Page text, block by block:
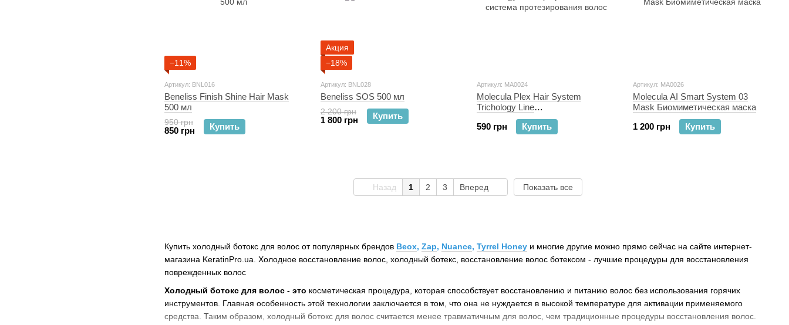
Купить холодный ботокс для волос от популярных брендов Beox, Zap, Nuance, Tyrrel Honey и многие другие можно прямо сейчас на сайте интернет-
магазина KeratinPro.ua. Холодное восстановление волос, холодный ботекс, восстановление волос ботексом - лучшие процедуры для восстановления
поврежденных волос
Холодный ботокс для волос - это косметическая процедура, которая способствует восстановлению и питанию волос без использования горячих
инструментов. Главная особенность этой технологии заключается в том, что она не нуждается в высокой температуре для активации применяемого
средства. Таким образом, холодный ботокс для волос считается менее травматичным для волос, чем традиционные процедуры восстановления волос.
−11%
Артикул: BNL016
Beneliss Finish Shine Hair Mask
500 мл
950 грн
850 грн Купить
Акция
−18%
Артикул: BNL028
Beneliss SOS 500 мл
2 200 грн
1 800 грн Купить
Артикул: MA0024
Molecula Plex Hair System
Trichology Line
Профессиональная система
протезирования волос
590 грн Купить
Артикул: MA0026
Molecula AI Smart System 03
Mask Биомиметическая маска
1 200 грн
Купить
Назад 1 2 3 Вперед Показать все